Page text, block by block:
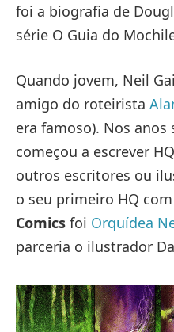
foi a biografia de
série O Guia do
Quando jovem, Neil
amigo do roteirista
era famoso). Nos
começou a escrever
outros escritores ou
o seu primeiro HQ
Comics foi Orquídea
parceria o ilustrador